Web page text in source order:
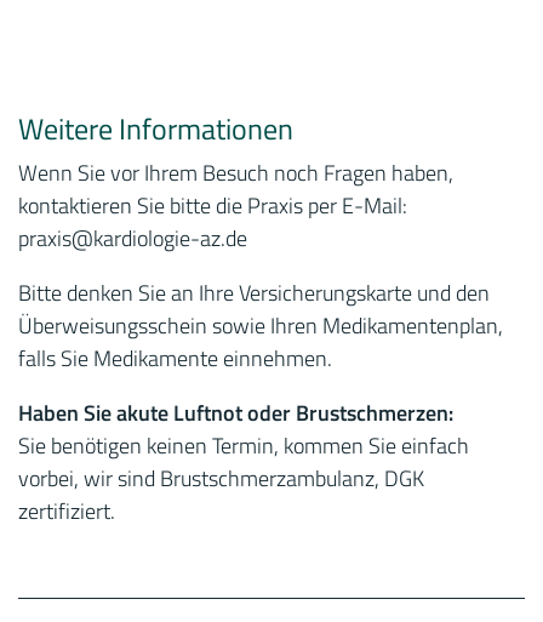
Weitere Informationen
Wenn Sie vor Ihrem Besuch noch Fragen haben,
kontaktieren Sie bitte die Praxis per E-Mail:
praxis@kardiologie-az.de
Bitte denken Sie an Ihre Versicherungskarte und den
Überweisungsschein sowie Ihren Medikamentenplan,
falls Sie Medikamente einnehmen.
Haben Sie akute Luftnot oder Brustschmerzen:
Sie benötigen keinen Termin, kommen Sie einfach
vorbei, wir sind Brustschmerzambulanz, DGK
zertifiziert.